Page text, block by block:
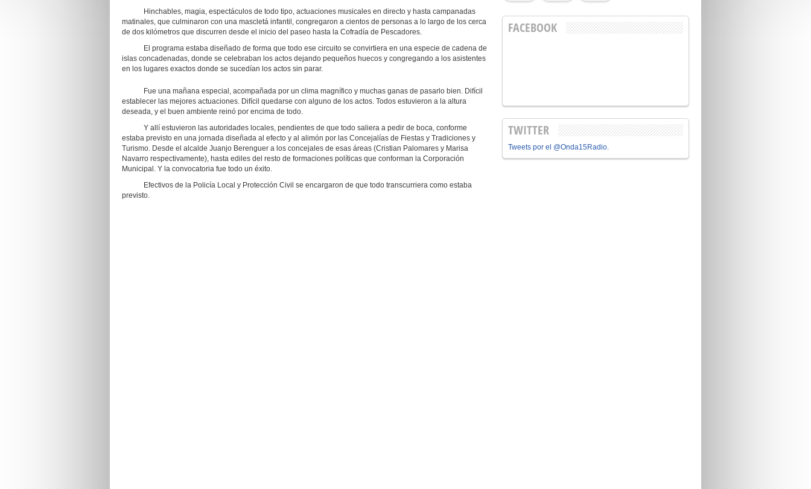
Hinchables, magia, espectáculos de todo tipo, actuaciones musicales en directo y hasta campanadas
matinales, que culminaron con una mascletá infantil, congregaron a cientos de personas a lo largo de los cerca
de dos kilómetros que discurren desde el inicio del paseo hasta la Cofradía de Pescadores.
El programa estaba diseñado de forma que todo ese circuito se convirtiera en una especie de cadena de
islas concadenadas, donde se celebraban los actos dejando pequeños huecos y congregando a los asistentes
en los lugares exactos donde se sucedían los actos sin parar.
Fue una mañana especial, acompañada por un clima magnífico y muchas ganas de pasarlo bien. Difícil
establecer las mejores actuaciones. Difícil quedarse con alguno de los actos. Todos estuvieron a la altura
deseada, y el buen ambiente reinó por encima de todo.
Y allí estuvieron las autoridades locales, pendientes de que todo saliera a pedir de boca, conforme
estaba previsto en una jornada diseñada al efecto y al alimón por las Concejalías de Fiestas y Tradiciones y
Turismo. Desde el alcalde Juanjo Berenguer a los concejales de esas áreas (Cristian Palomares y Marisa
Navarro respectivamente), hasta ediles del resto de formaciones políticas que conforman la Corporación
Municipal. Y la convocatoria fue todo un éxito.
Efectivos de la Policía Local y Protección Civil se encargaron de que todo transcurriera como estaba
previsto.
FACEBOOK
TWITTER
Tweets por el @Onda15Radio.